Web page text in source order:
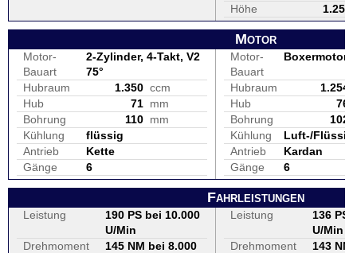
Höhe
1.255
Motor
Motor-
Bauart
2-Zylinder, 4-Takt, V2
75°
Hubraum
1.350 ccm
Hub
71 mm
Bohrung
110 mm
Kühlung
flüssig
Antrieb
Kette
Gänge
6
Motor-
Bauart
Boxermotor
Hubraum 1.254
Hub
76
Bohrung
102
Kühlung
Luft-/
Antrieb
Kardan
Gänge
6
Fahrleistungen
Leistung
190 PS bei 10.000
U/Min
Drehmoment
145 NM bei 8.000
Leistung
136 PS
U/Min
Drehmoment
143 NM